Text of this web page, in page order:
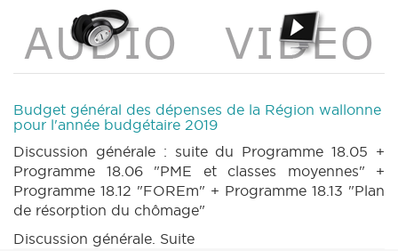
(PDF)
|BUDGET 1201 n1 annexe 4 (2018-2019)
(PDF)
|BUDGET 1201 n1 annexe 4bis (2018-
2019) (PDF)
|BUDGET 1201 n1 annexe 4ter
4quater (2018-2019) (PDF)
|
BUDGET 1201 n1
annexe 4quinquies (2018-2019) (PDF)
(PDF)
|BUDGET 1200 n1 annexe 9ter (2018-
2019) (PDF)
|BUDGET 1201 n1 annexe 9ter
(2018-2019) (PDF)
| BUDGET 1200 n2 (2018-
2019) (PDF)
|BUDGET 1201 n2 (2018-2019)
(PDF)
|BT 050 (2018-2019) (PDF)
Budget général des dépenses de la Région wallonne
pour l'année budgétaire 2019
Discussion générale : suite du Programme 18.05 +
Programme 18.06 "PME et classes moyennes" +
Programme 18.12 "FOREm" + Programme 18.13 "Plan
de résorption du chômage"
Discussion générale. Suite